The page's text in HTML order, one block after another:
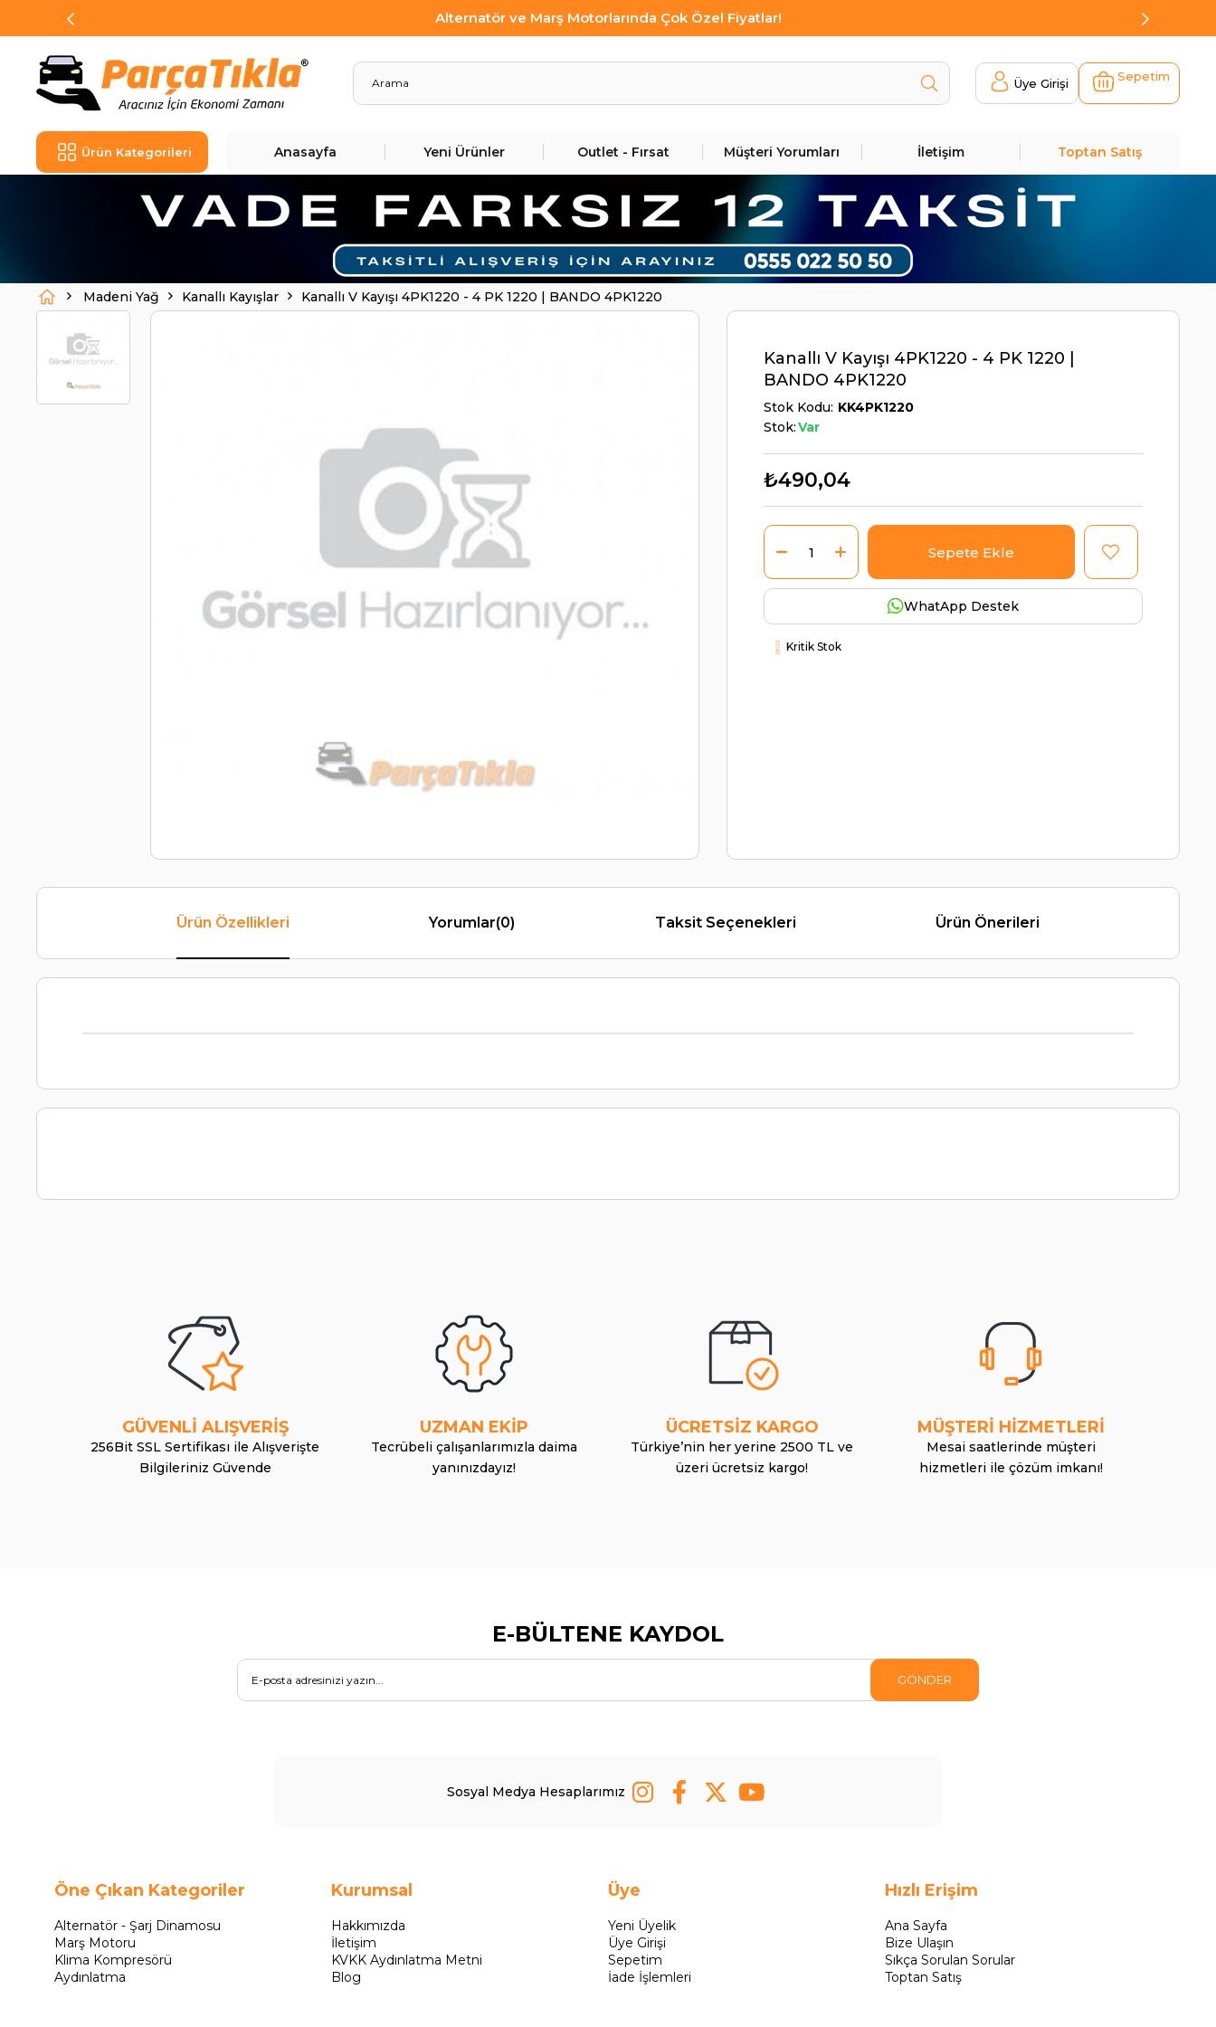
Alternatör ve Marş Motorlarında Çok Özel Fiyatlar!
Üye Girişi Sepetim
Ürün Kategorileri Anasayfa Yeni Ürünler Outlet - Fırsat Müşteri Yorumları İletişim Toptan Satış
Madeni Yağ Kanallı Kayışlar Kanallı V Kayışı 4PK1220 - 4 PK 1220 | BANDO 4PK1220
Kanallı V Kayışı 4PK1220 - 4 PK 1220 |
BANDO 4PK1220
Stok Kodu KK4PK1220
Stok:Var
₺490,04
WhatApp Destek
Kritik Stok
Ürün Özellikleri Yorumlar(0) Taksit Seçenekleri Ürün Önerileri
GÜVENLİ ALIŞVERİŞ
256Bit SSL Sertifikası ile Alışverişte
Bilgileriniz Güvende
UZMAN EKİP
Tecrübeli çalışanlarımızla daima
yanınızdayız!
ÜCRETSİZ KARGO
Türkiye’nin her yerine 2500 TL ve
üzeri ücretsiz kargo!
MÜŞTERİ HİZMETLERİ
Mesai saatlerinde müşteri
hizmetleri ile çözüm imkanı!
E-BÜLTENE KAYDOL
GÖNDER
Sosyal Medya Hesaplarımız
Öne Çıkan Kategoriler
Alternatör - Şarj Dinamosu
Marş Motoru
Klima Kompresörü
Aydınlatma
Kurumsal
Hakkımızda
İletişim
KVKK Aydınlatma Metni
Blog
Üye
Yeni Üyelik
Üye Girişi
Sepetim
İade İşlemleri
Hızlı Erişim
Ana Sayfa
Bize Ulaşın
Sıkça Sorulan Sorular
Toptan Satış